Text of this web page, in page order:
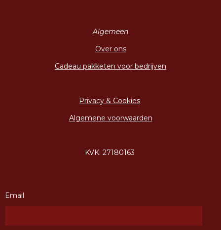
Algemeen
Over ons
Cadeau pakketen voor bedrijven
Privacy & Cookies
Algemene voorwaarden
KVK: 27180163
Email